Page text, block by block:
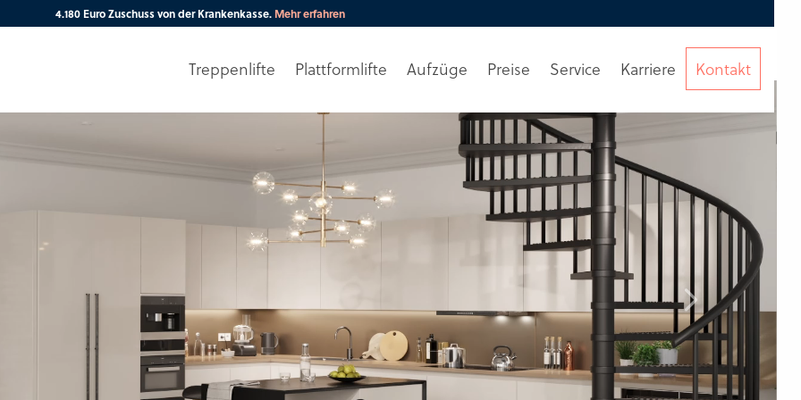
4.180 Euro Zuschuss von der Krankenkasse. Mehr erfahren
Treppenlifte Plattformlifte Aufzüge Preise Service Karriere Kontakt
Ihre PLZ Beratunganfordern